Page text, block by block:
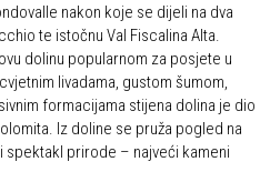
nakon koje se dijeli na dva
te istočnu Val Fiscalina Alta.
dolinu popularnom za posjete u
livadama, gustom šumom,
formacijama stijena dolina je dio
Iz doline se pruža pogled na
spektakl prirode – najveći kameni